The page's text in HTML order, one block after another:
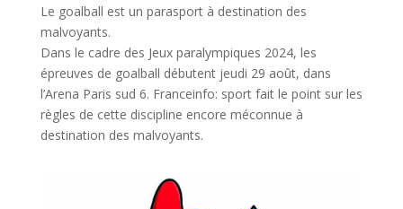
Le goalball est un parasport à destination des
malvoyants.
Dans le cadre des Jeux paralympiques 2024, les
épreuves de goalball débutent jeudi 29 août, dans
l’Arena Paris sud 6. Franceinfo: sport fait le point sur les
règles de cette discipline encore méconnue à
destination des malvoyants.